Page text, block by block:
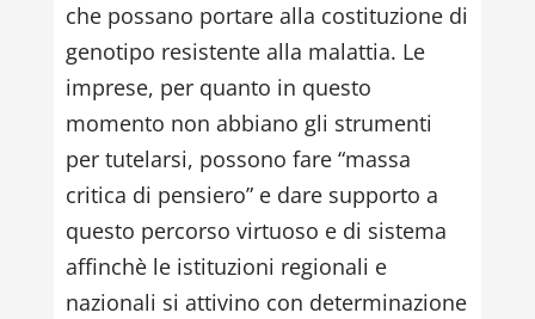
che possano portare alla costituzione di
genotipo resistente alla malattia. Le
imprese, per quanto in questo
momento non abbiano gli strumenti
per tutelarsi, possono fare “massa
critica di pensiero” e dare supporto a
questo percorso virtuoso e di sistema
affinchè le istituzioni regionali e
nazionali si attivino con determinazione